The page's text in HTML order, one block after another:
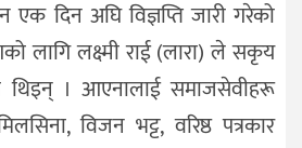
एक दिन अघि विज्ञप्ति जारी गरेको
लागि लक्ष्मी राई (लारा) ले सकृय
थिइन् । आएनालाई समाजसेवीहरू
विजन भट्ट, वरिष्ठ पत्रकार